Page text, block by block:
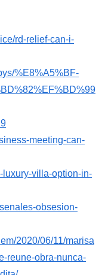
rd-relief-can-i-
%E8%A5%BF-
meeting-can-
luxury-villa-option-in-
obsesion-
2020/06/11/marisa
reune-obra-nunca-